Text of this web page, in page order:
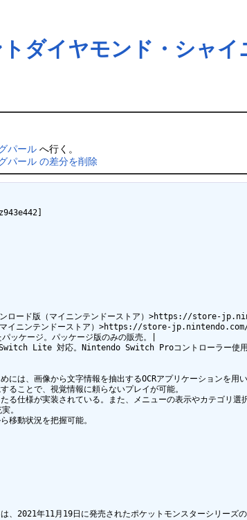
ダイヤモンド・シャイ
パール へ行く。
パール の差分を削除
ウンロード版（マイニンテンドーストア）>https://
（マイニンテンドーストア）>https://store-
ッケージ。パッケージ版のみの販売。|
Switch Lite 対応。Nintendo Switch Proコントローラー使用
は、画像から文字情報を抽出するOCRアプリケーションを用
ることで、視覚情報に頼らないプレイが可能。
仕様が実装されている。また、メニューの表示やカテゴリ選
。
移動状況を把握可能。
2021年11月19日に発売されたポケットモンスターシリーズの